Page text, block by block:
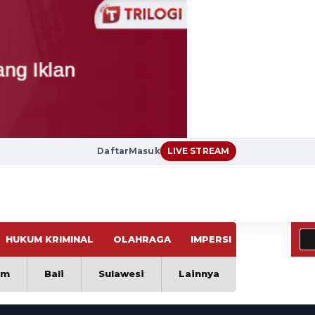
DaftarMasuk LIVE STREAM
HUKUM KRIMINAL OLAHRAGA IMPERSI
Bali Sulawesi Lainnya